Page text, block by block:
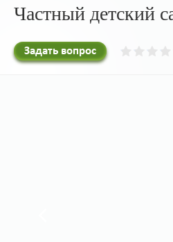
Частный детский
Задать вопрос